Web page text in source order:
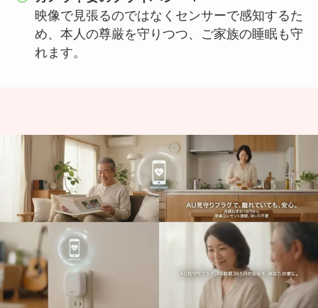
映像で見張るのではなくセンサーで感知するた
め、本人の尊厳を守りつつ、ご家族の睡眠も守
れます。